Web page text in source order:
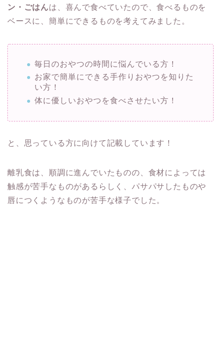
ン・ごはんは、喜んで食べていたので、食べるものを
ベースに、簡単にできるものを考えてみました。
毎日のおやつの時間に悩んでいる方！
お家で簡単にできる手作りおやつを知りた
い方！
体に優しいおやつを食べさせたい方！
と、思っている方に向けて記載しています！
離乳食は、順調に進んでいたものの、食材によっては
触感が苦手なものがあるらしく、パサパサしたものや
唇につくようなものが苦手な様子でした。